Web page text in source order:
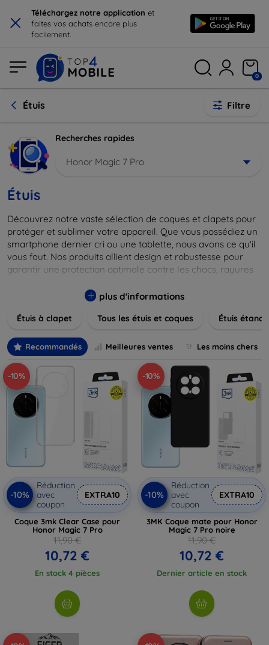
× Téléchargez notre application et
faites vos achats encore plus
facilement.
0
Étuis Filtre
Recherches rapides
Honor Magic 7 Pro
Étuis
Découvrez notre vaste sélection de coques et clapets pour
protéger et sublimer votre appareil. Que vous possédiez un
smartphone dernier cri ou une tablette, nous avons ce qu'il
vous faut. Nos produits allient design et robustesse pour
garantir une protection optimale contre les chocs, rayures
allant des modèles élégants et minimalistes aux designs
matériaux de haute qualité, y compris le cuir, le silicone, et
parfait pour exprimer votre style tout en assurant la
durabilité de votre appareil.
plus d'informations
Étuis à clapet Tous les étuis et coques Étuis
Recommandés Meilleures ventes Les moins chers
-10%
-10%
Réduction
avec
coupon
EXTRA10
Coque 3mk Clear Case pour
Honor Magic 7 Pro
11,90 €
10,72 €
En stock 4 pièces
-10%
-10%
Réduction
avec
coupon
EXTRA10
3MK Coque mate pour Honor
Magic 7 Pro noire
11,90 €
10,72 €
Dernier article en stock